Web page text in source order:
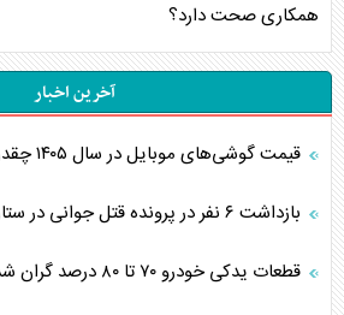
همکاری صحت دارد؟
آخرین اخبار
قیمت گوشی‌های موبایل در سال ۱۴۰۵ چقدر گران شد؟
بازداشت ۶ نفر در پرونده قتل جوانی در ستارخان
قطعات یدکی خودرو ۷۰ تا ۸۰ درصد گران شد